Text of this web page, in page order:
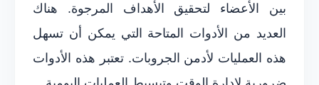
بين الأعضاء لتحقيق الأهداف المرجوة. هناك
العديد من الأدوات المتاحة التي يمكن أن تسهل
هذه العمليات لأدمن الجروبات. تعتبر هذه الأدوات